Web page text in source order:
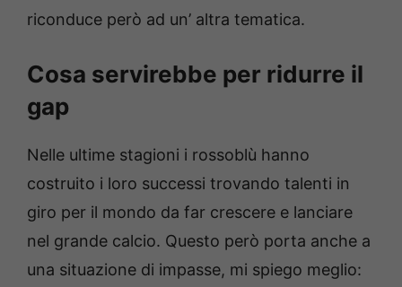
riconduce però ad un’ altra tematica.
Cosa servirebbe per ridurre il
gap
Nelle ultime stagioni i rossoblù hanno
costruito i loro successi trovando talenti in
giro per il mondo da far crescere e lanciare
nel grande calcio. Questo però porta anche a
una situazione di impasse, mi spiego meglio: